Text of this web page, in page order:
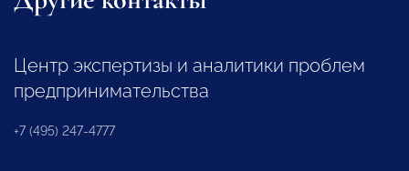
Центр экспертизы и аналитики проблем
предпринимательства
+7 (495) 247-4777